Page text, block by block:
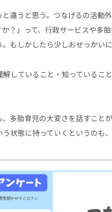
と違うと思う。つなげるの活動
か？」って、行政サービスや多
もしかしたら少しおせっかい
していること・知っているこ
、多胎育児の大変さを話すこと
状態に持っていくというのも